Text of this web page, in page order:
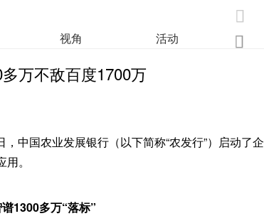

视角 活动 
万不敌百度1700万
中国农业发展银行（以下简称“农发行”）启动了企
。
1300多万“落标”